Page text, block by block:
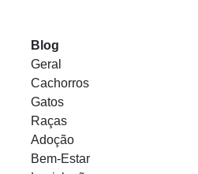
Blog
Geral
Cachorros
Gatos
Raças
Adoção
Bem-Estar